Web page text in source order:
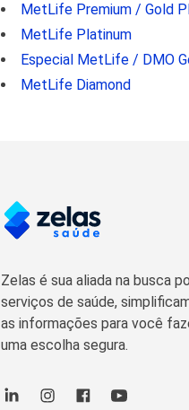
MetLife Premium / Gold
MetLife Platinum
Especial MetLife / DMO
MetLife Diamond
Zelas é sua aliada na busca
serviços de saúde,
as informações para você
uma escolha segura.